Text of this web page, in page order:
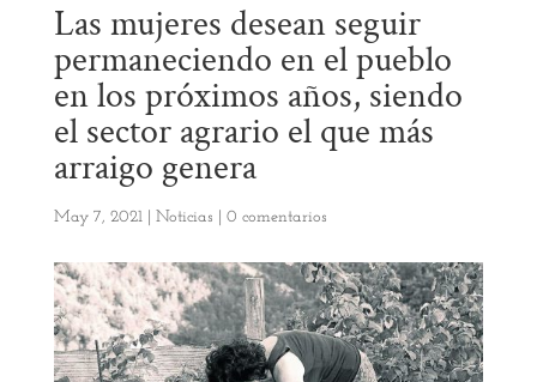
Las mujeres desean seguir
permaneciendo en el pueblo
en los próximos años, siendo
el sector agrario el que más
arraigo genera
May 7, 2021| Noticias 0 comentarios